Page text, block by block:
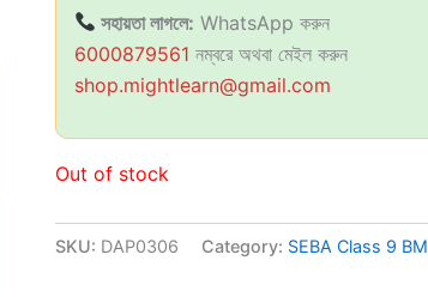
সহায়তা লাগলে: WhatsApp করুন
6000879561 নম্বরে অথবা মেইল করুন
shop.mightlearn@gmail.com
Out of stock
SKU: DAP0306 Category: SEBA Class 9 BM